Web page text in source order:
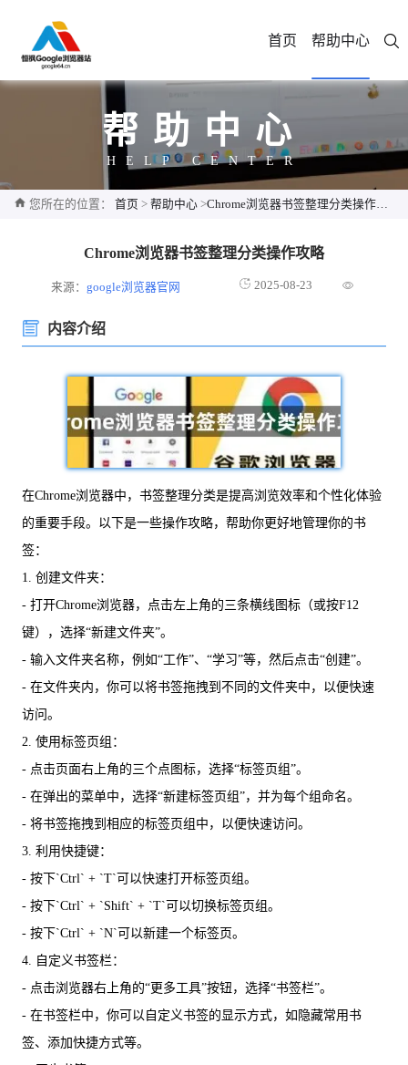
首页 帮助中心
帮助中心
HELP CENTER
您所在的位置： 首页 > 帮助中心 >Chrome浏览器书签整理分类操作攻略
Chrome浏览器书签整理分类操作攻略
来源：google浏览器官网 2025-08-23
内容介绍
在Chrome浏览器中，书签整理分类是提高浏览效率和个性化体验
的重要手段。以下是一些操作攻略，帮助你更好地管理你的书
签：
1. 创建文件夹：
- 打开Chrome浏览器，点击左上角的三条横线图标（或按F12
键），选择“新建文件夹”。
- 输入文件夹名称，例如“工作”、“学习”等，然后点击“创建”。
- 在文件夹内，你可以将书签拖拽到不同的文件夹中，以便快速
访问。
2. 使用标签页组：
- 点击页面右上角的三个点图标，选择“标签页组”。
- 在弹出的菜单中，选择“新建标签页组”，并为每个组命名。
- 将书签拖拽到相应的标签页组中，以便快速访问。
3. 利用快捷键：
- 按下`Ctrl` + `T`可以快速打开标签页组。
- 按下`Ctrl` + `Shift` + `T`可以切换标签页组。
- 按下`Ctrl` + `N`可以新建一个标签页。
4. 自定义书签栏：
- 点击浏览器右上角的“更多工具”按钮，选择“书签栏”。
- 在书签栏中，你可以自定义书签的显示方式，如隐藏常用书
签、添加快捷方式等。